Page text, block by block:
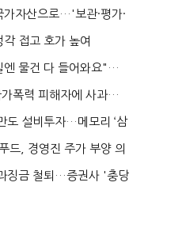
가자산으로…'보관·평가·
접고 호가 높여
한 채' 20...
물건 다 들어와요"…
문 연 ...
폭력 피해자에 사과…
진...
도 설비투자…메모리 ‘삼
드, 경영진 주가 부양 의
징금 철퇴…증권사 '충당